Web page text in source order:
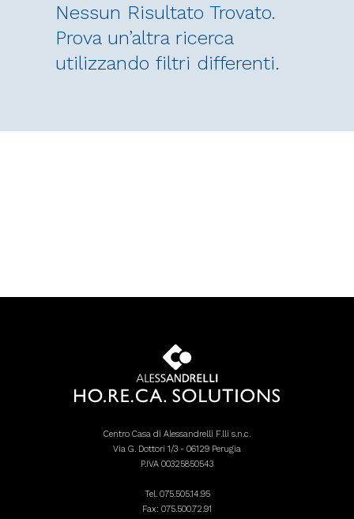
Nessun Risultato Trovato.
Prova un’altra ricerca
utilizzando filtri differenti.
Centro Casa di Alessandrelli F.lli s.n.c.
Via G. Dottori 1/3 - 06129 Perugia
P.IVA 00325850543
Tel. 075.505.14.95
Fax: 075.500.72.91